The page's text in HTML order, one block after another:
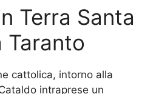
Terra Santa
Taranto
cattolica, intorno alla
intraprese un